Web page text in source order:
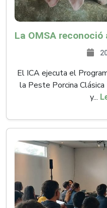
El ICA ejecuta el
la Peste Porcina
y...